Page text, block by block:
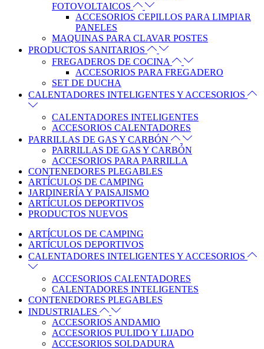
FOTOVOLTAICOS
ACCESORIOS CEPILLOS PARA LIMPIAR
PANELES
MAQUINAS PARA CLAVAR POSTES
PRODUCTOS SANITARIOS
FREGADEROS DE COCINA
ACCESORIOS PARA FREGADERO
SET DE DUCHA
CALENTADORES INTELIGENTES Y ACCESORIOS
CALENTADORES INTELIGENTES
ACCESORIOS CALENTADORES
PARRILLAS DE GAS Y CARBÓN
PARRILLAS DE GAS Y CARBÓN
ACCESORIOS PARA PARRILLA
CONTENEDORES PLEGABLES
ARTÍCULOS DE CAMPING
JARDINERÍA Y PAISAJISMO
ARTÍCULOS DEPORTIVOS
PRODUCTOS NUEVOS
ARTÍCULOS DE CAMPING
ARTÍCULOS DEPORTIVOS
CALENTADORES INTELIGENTES Y ACCESORIOS
ACCESORIOS CALENTADORES
CALENTADORES INTELIGENTES
CONTENEDORES PLEGABLES
INDUSTRIALES
ACCESORIOS ANDAMIO
ACCESORIOS PULIDO Y LIJADO
ACCESORIOS SOLDADURA